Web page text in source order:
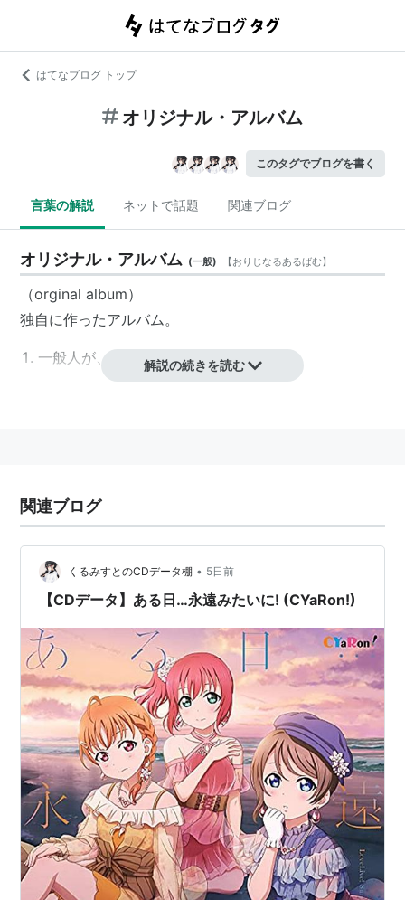
はてなブログ トップ
オリジナル・アルバム
このタグでブログを書く
言葉の解説 ネットで話題 関連ブログ
オリジナル・アルバム (一般) 【おりじなるあるばむ】
（orginal album）
独自に作ったアルバム。
一般人が、自分で作った写真アルバム。
アーティストが新たに作ったアルバム。とくに、音
解説の続きを読む
関連ブログ
くるみすとのCDデータ棚 • 5日前
【CDデータ】ある日…永遠みたいに! (CYaRon!)